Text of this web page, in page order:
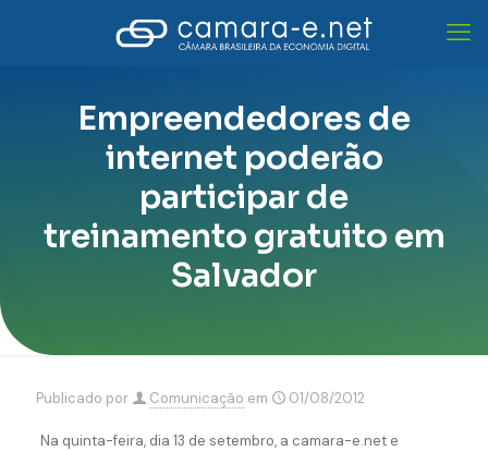
Empreendedores de
internet poderão
participar de
treinamento gratuito em
Salvador
Publicado por Comunicação em 01/08/2012
Na quinta-feira, dia 13 de setembro, a camara-e.net e